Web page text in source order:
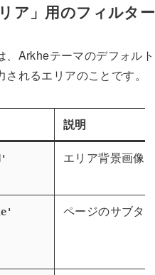
ア」用のフィルター
、Arkheテーマのデフォル
れるエリアのことです。
説明
エリア背景画像
ページのサブタ